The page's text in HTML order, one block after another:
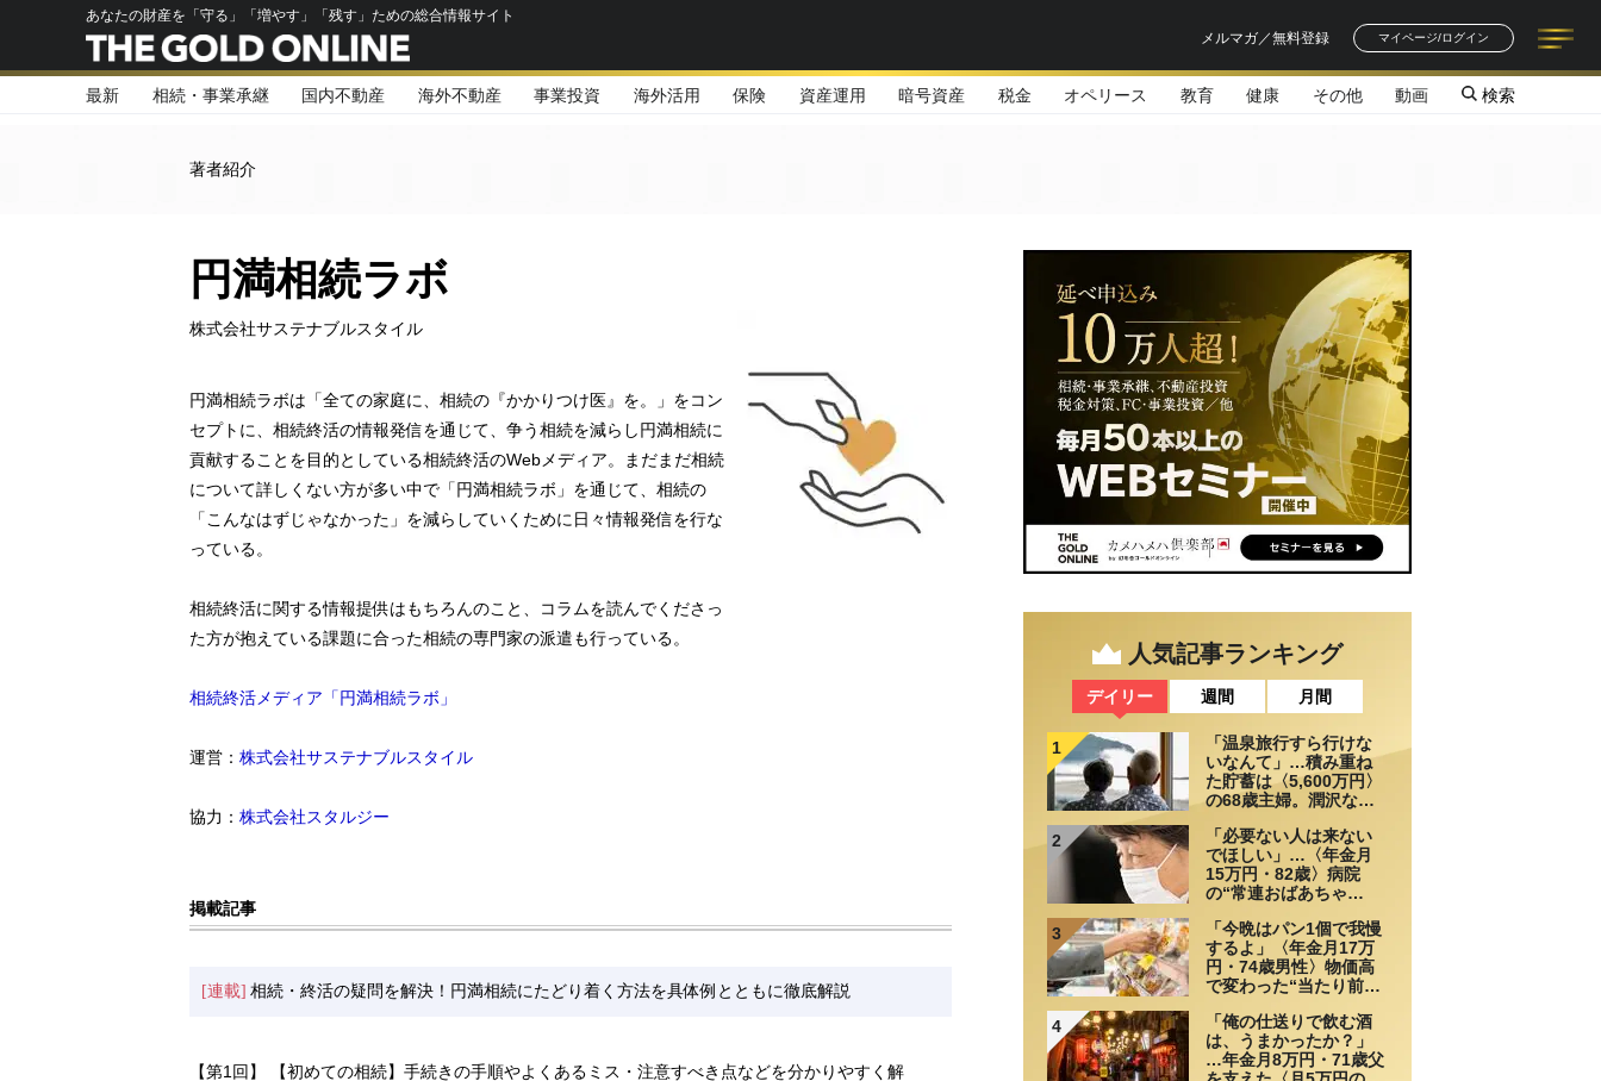
あなたの財産を「守る」「増やす」「残す」ための総合情報サイト
メルマガ／無料登録
マイページ/ログイン
記事一覧
著者一覧
最新 相続・事業承継 国内不動産 海外不動産 事業投資 海外活用 保険 資産運用 暗号資産 税金 オペリース 教育 健康 その他 動画 検索
著者紹介
円満相続ラボ
株式会社サステナブルスタイル
円満相続ラボは「全ての家庭に、相続の『かかりつけ医』を。」をコン
セプトに、相続終活の情報発信を通じて、争う相続を減らし円満相続に
貢献することを目的としている相続終活のWebメディア。まだまだ相続
について詳しくない方が多い中で「円満相続ラボ」を通じて、相続の
「こんなはずじゃなかった」を減らしていくために日々情報発信を行な
っている。
相続終活に関する情報提供はもちろんのこと、コラムを読んでくださっ
た方が抱えている課題に合った相続の専門家の派遣も行っている。
相続終活メディア「円満相続ラボ」
運営： 株式会社サステナブルスタイル
協力： 株式会社スタルジー
掲載記事
[連載] 相続・終活の疑問を解決！円満相続にたどり着く方法を具体例とともに徹底解説
【第1回】 【初めての相続】手続きの手順やよくあるミス・注意すべき点などを分かりやすく解
人気記事ランキング
デイリー 週間 月間
1
「温泉旅行すら行けな
いなんて」…積み重ね
た貯蓄は〈5,600万円〉
の68歳主婦。潤沢な老
「馬鹿だった」肩を落
とす理由
2
「必要ない人は来ない
でほしい」…〈年金月
15万円・82歳〉病院
の“常連おばあちゃ
社員の本音。それでも
通い続ける理由
3
「今晩はパン1個で我慢
するよ」〈年金月17万
円・74歳男性〉物価高
で変わった“当たり前の
4
「俺の仕送りで飲む酒
は、うまかったか？」
…年金月8万円・71歳父